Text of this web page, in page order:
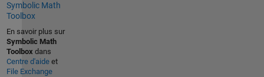
Symbolic Math
Toolbox
En savoir plus sur
Symbolic Math
Toolboxdans
Centre d'aideet
File Exchange